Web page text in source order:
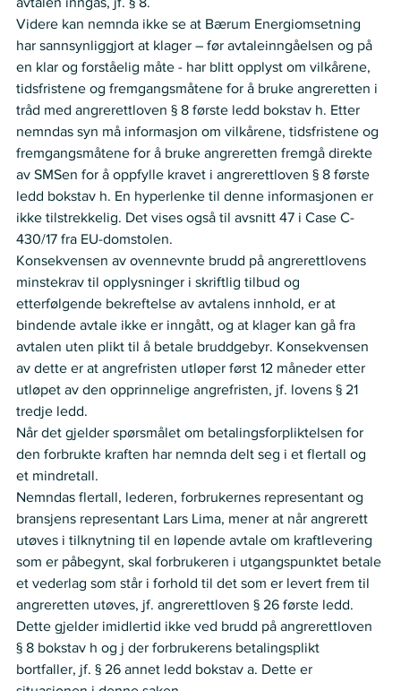
Videre kan nemnda ikke se at Bærum Energiomsetning
har sannsynliggjort at klager – før avtaleinngåelsen og på
en klar og forståelig måte - har blitt opplyst om vilkårene,
tidsfristene og fremgangsmåtene for å bruke angreretten i
tråd med angrerettloven § 8 første ledd bokstav h. Etter
nemndas syn må informasjon om vilkårene, tidsfristene og
fremgangsmåtene for å bruke angreretten fremgå direkte
av SMSen for å oppfylle kravet i angrerettloven § 8 første
ledd bokstav h. En hyperlenke til denne informasjonen er
ikke tilstrekkelig. Det vises også til avsnitt 47 i Case C-
430/17 fra EU-domstolen.
Konsekvensen av ovennevnte brudd på angrerettlovens
minstekrav til opplysninger i skriftlig tilbud og
etterfølgende bekreftelse av avtalens innhold, er at
bindende avtale ikke er inngått, og at klager kan gå fra
avtalen uten plikt til å betale bruddgebyr. Konsekvensen
av dette er at angrefristen utløper først 12 måneder etter
utløpet av den opprinnelige angrefristen, jf. lovens § 21
tredje ledd.
Når det gjelder spørsmålet om betalingsforpliktelsen for
den forbrukte kraften har nemnda delt seg i et flertall og
et mindretall.
Nemndas flertall, lederen, forbrukernes representant og
bransjens representant Lars Lima, mener at når angrerett
utøves i tilknytning til en løpende avtale om kraftlevering
som er påbegynt, skal forbrukeren i utgangspunktet betale
et vederlag som står i forhold til det som er levert frem til
angreretten utøves, jf. angrerettloven § 26 første ledd.
Dette gjelder imidlertid ikke ved brudd på angrerettloven
§ 8 bokstav h og j der forbrukerens betalingsplikt
bortfaller, jf. § 26 annet ledd bokstav a. Dette er